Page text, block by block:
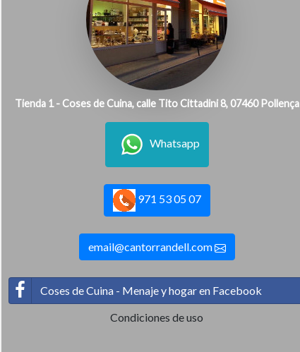
Tienda 1 - Coses de Cuina, calle Tito Cittadini 8, 07460 Pollença
Whatsapp
971 53 05 07
email@cantorrandell.com
Coses de Cuina - Menaje y hogar en Facebook
Condiciones de uso